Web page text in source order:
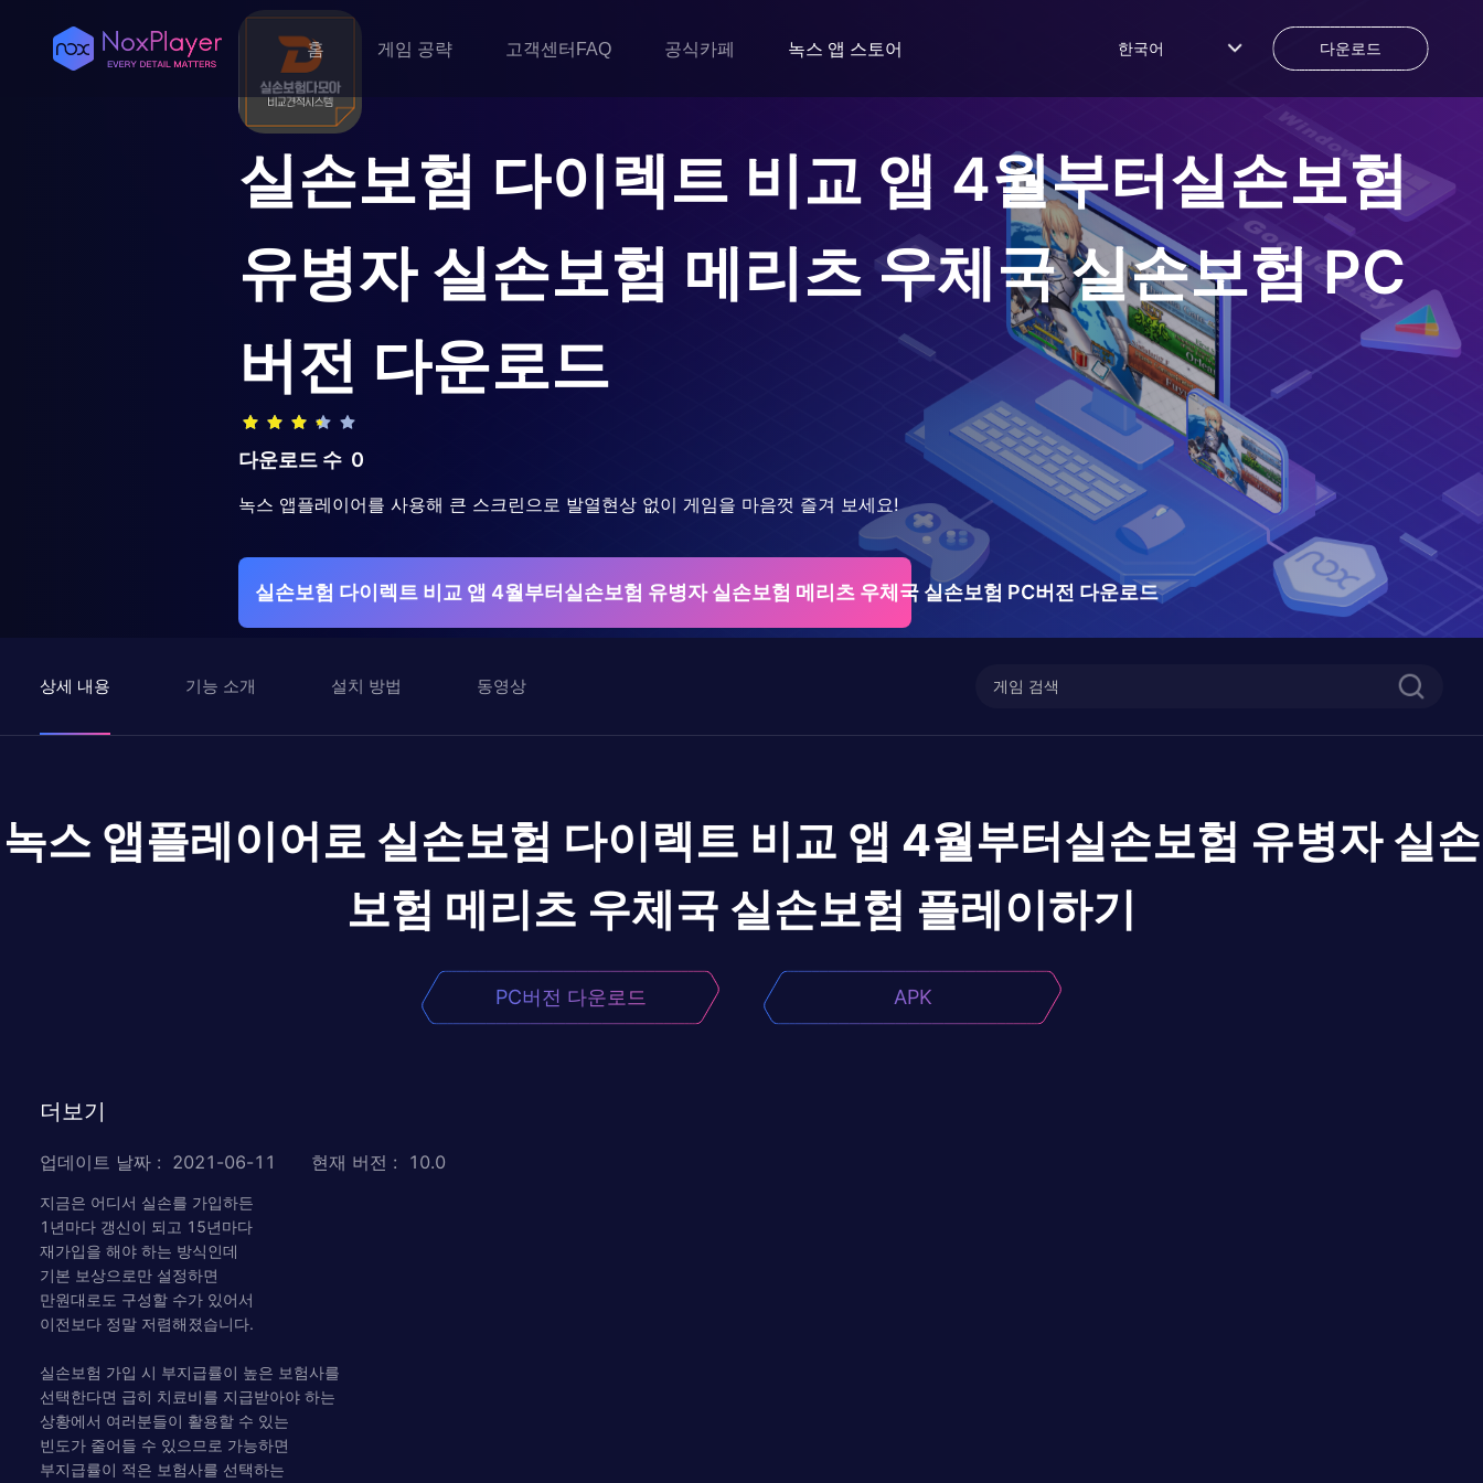
홈 게임 공략 고객센터FAQ 공식카페 녹스 앱 스토어 한국어 다운로드
실손보험 다이렉트 비교 앱 4월부터실손보험
유병자 실손보험 메리츠 우체국 실손보험PC
버전 다운로드
다운로드 수 0
녹스 앱플레이어를 사용해 큰 스크린으로 발열현상 없이 게임을 마음껏 즐겨 보세요!
실손보험 다이렉트 비교 앱 4월부터실손보험 유병자 실손보험 메리츠 우체국 실손보험 PC버전 다운로드
상세 내용 기능 소개 설치 방법 동영상
녹스 앱플레이어로 실손보험 다이렉트 비교 앱 4월부터실손보험 유병자 실손
보험 메리츠 우체국 실손보험 플레이하기
PC버전 다운로드 APK
더보기
업데이트 날짜 : 2021-06-11 현재 버전 : 10.0
지금은 어디서 실손를 가입하든
1년마다 갱신이 되고 15년마다
재가입을 해야 하는 방식인데
기본 보상으로만 설정하면
만원대로도 구성할 수가 있어서
이전보다 정말 저렴해졌습니다.
실손보험 가입 시 부지급률이 높은 보험사를
선택한다면 급히 치료비를 지급받아야 하는
상황에서 여러분들이 활용할 수 있는
빈도가 줄어들 수 있으므로 가능하면
부지급률이 적은 보험사를 선택하는